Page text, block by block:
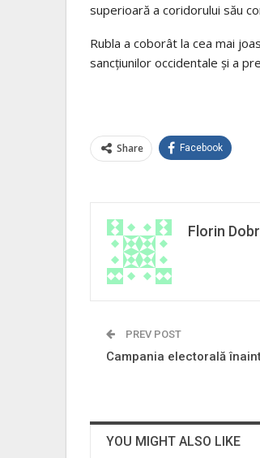
superioară a coridorului său
Rubla a coborât la cea mai
sancţiunilor occidentale şi a
Share Facebook
Florin
PREV POST
Campania electorală
YOU MIGHT ALSO LIKE